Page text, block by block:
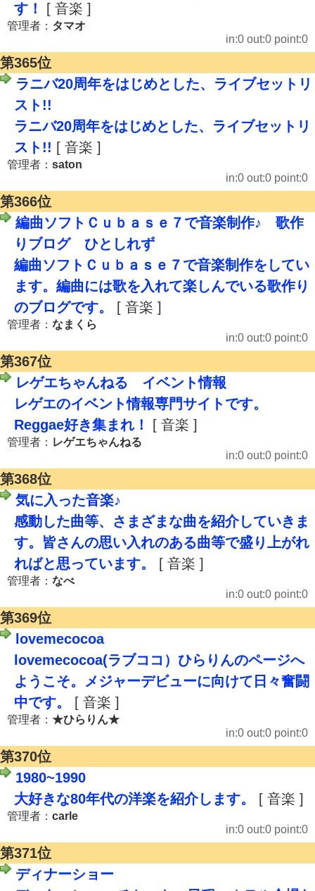
す！
[ 音楽 ]
管理者： タマオ
in:0 out:0 point:0
第365位
ラニバ20周年をはじめとした、ライブセットリ
スト!!
ラニバ20周年をはじめとした、ライブセットリ
スト!! [ 音楽 ]
管理者： saton
in:0 out:0 point:0
第366位
編曲ソフトＣｕｂａｓｅ７で音楽制作♪ 歌作
りブログ ひとしれず
編曲ソフトＣｕｂａｓｅ７で音楽制作をしてい
ます。編曲には歌を入れて楽しんでいる歌作り
のブログです。
[ 音楽 ]
管理者： なまくら
in:0 out:0 point:0
第367位
レゲエちゃんねる イベント情報
レゲエのイベント情報専門サイトです。
Reggae好き集まれ！
[ 音楽 ]
管理者： レゲエちゃんねる
in:0 out:0 point:0
第368位
気に入った音楽♪
感動した曲等、さまざまな曲を紹介していきま
す。皆さんの思い入れのある曲等で盛り上がれ
ればと思っています。
[ 音楽 ]
管理者： なべ
in:0 out:0 point:0
第369位
lovemecocoa
lovemecocoa(ラブココ）ひらりんのページへ
ようこそ。メジャーデビューに向けて日々奮闘
中です。
[ 音楽 ]
管理者： ★ひらりん★
in:0 out:0 point:0
第370位
1980~1990
大好きな80年代の洋楽を紹介します。
[ 音楽 ]
管理者： carle
in:0 out:0 point:0
第371位
ディナーショー